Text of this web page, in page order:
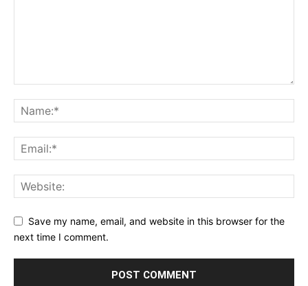
Save my name, email, and website in this browser for the
next time I comment.